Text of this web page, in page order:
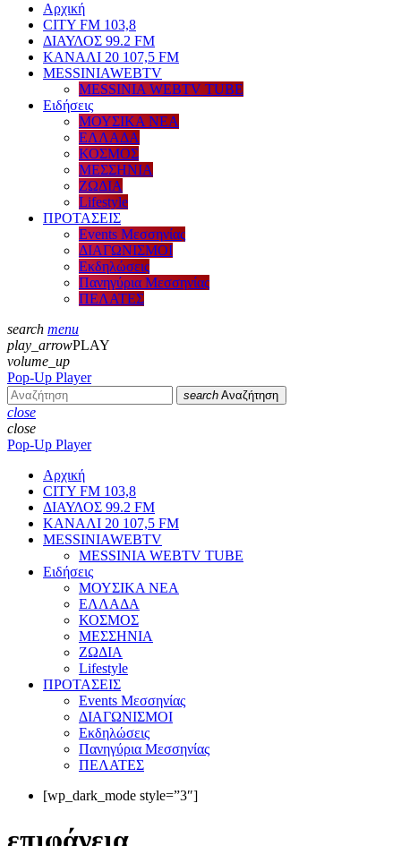
Αρχική
CITY FM 103,8
ΔΙΑΥΛΟΣ 99.2 FM
ΚΑΝΑΛΙ 20 107,5 FM
MESSINIAWEBTV
MESSINIA WEBTV TUBE
Eιδήσεις
ΜΟΥΣΙΚΑ ΝΕΑ
ΕΛΛΑΔΑ
ΚΟΣΜΟΣ
ΜΕΣΣΗΝΙΑ
ΖΩΔΙΑ
Lifestyle
ΠΡΟΤΑΣΕΙΣ
Events Μεσσηνίας
ΔΙΑΓΩΝΙΣΜΟΙ
Εκδηλώσεις
Πανηγύρια Μεσσηνίας
ΠΕΛΑΤΕΣ
search menu
play_arrowPLAY
volume_up
Pop-Up Player
search Αναζήτηση
close
close
Pop-Up Player
Αρχική
CITY FM 103,8
ΔΙΑΥΛΟΣ 99.2 FM
ΚΑΝΑΛΙ 20 107,5 FM
MESSINIAWEBTV
MESSINIA WEBTV TUBE
Eιδήσεις
ΜΟΥΣΙΚΑ ΝΕΑ
ΕΛΛΑΔΑ
ΚΟΣΜΟΣ
ΜΕΣΣΗΝΙΑ
ΖΩΔΙΑ
Lifestyle
ΠΡΟΤΑΣΕΙΣ
Events Μεσσηνίας
ΔΙΑΓΩΝΙΣΜΟΙ
Εκδηλώσεις
Πανηγύρια Μεσσηνίας
ΠΕΛΑΤΕΣ
[wp_dark_mode style=”3″]